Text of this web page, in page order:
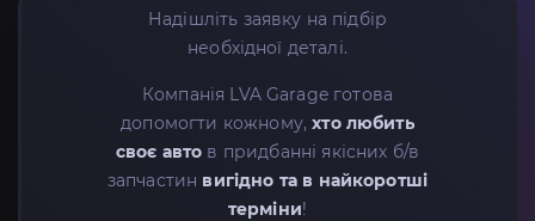
Надішліть заявку на підбір
необхідної деталі.
Компанія LVA Garage готова
допомогти кожному,хто любить
своє авто в придбанні якісних б/в
запчастин вигідно та в найкоротші
терміни!